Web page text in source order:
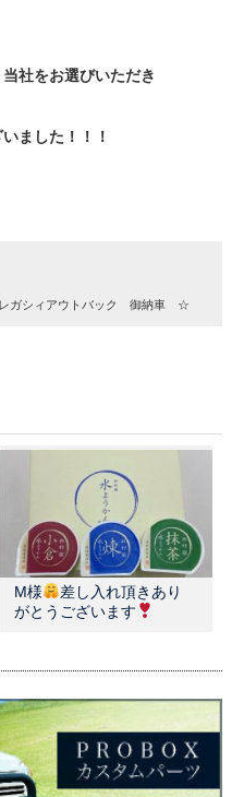
社をお選びいただき
ました！！！
シィアウトバック 御納車 ☆
M様
差し入れ頂きあり
がとうございます